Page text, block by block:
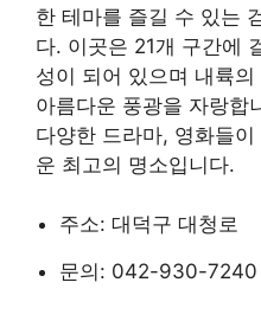
한 테마를 즐길 수 있는
다. 이곳은 21개 구간에
성이 되어 있으며 내륙
아름다운 풍광을 자랑합
다양한 드라마, 영화들
운 최고의 명소입니다.
주소: 대덕구 대청로
문의: 042-930-7240